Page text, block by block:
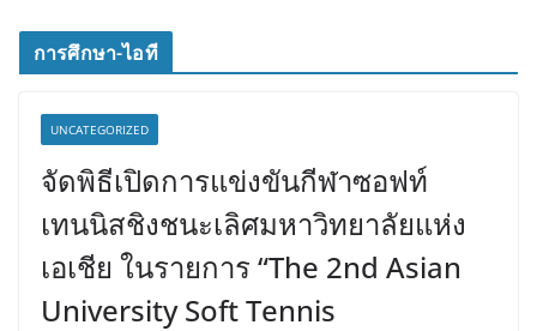
การศึกษา-ไอที
UNCATEGORIZED
จัดพิธีเปิดการแข่งขันกีฬาซอฟท์
เทนนิสชิงชนะเลิศมหาวิทยาลัยแห่ง
เอเชีย ในรายการ “The 2nd Asian
University Soft Tennis